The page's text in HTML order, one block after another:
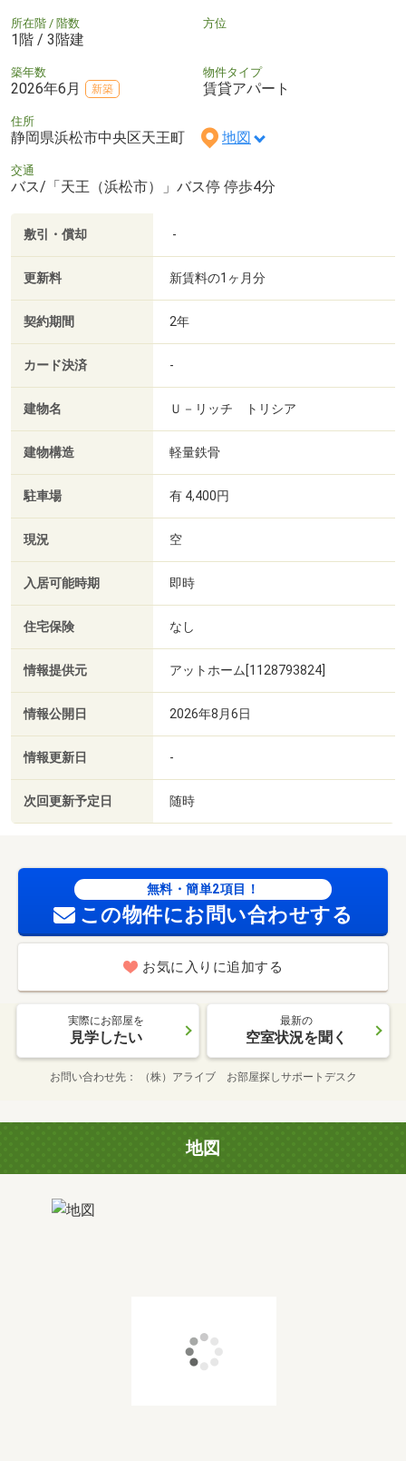
所在階 / 階数
1階 / 3階建
方位
築年数
2026年6月 新築
物件タイプ
賃貸アパート
住所
静岡県浜松市中央区天王町 地図
交通
バス/「天王（浜松市）」バス停 停歩4分
敷引・償却 -
更新料 新賃料の1ヶ月分
契約期間 2年
カード決済 -
建物名 Ｕ－リッチ トリシア
建物構造 軽量鉄骨
駐車場 有 4,400円
現況 空
入居可能時期 即時
住宅保険 なし
情報提供元 アットホーム[1128793824]
情報公開日 2026年8月6日
情報更新日 -
次回更新予定日 随時
無料・簡単2項目！
この物件にお問い合わせする
お気に入りに追加する
実際にお部屋を
見学したい
最新の
空室状況を聞く
お問い合わせ先 （株）アライブ お部屋探しサポートデスク
地図